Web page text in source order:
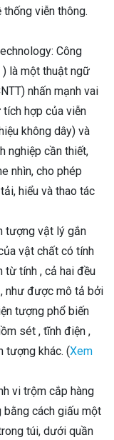
thống viễn thông.
Công
) là một thuật ngữ
nhấn mạnh vai
hợp của viễn
không dây) và
nghiệp cần thiết,
nhìn, cho phép
hiểu và thao tác
tượng vật lý gắn
vật chất có tính
từ tính , cả hai đều
như được mô tả bởi
tượng phổ biến
sét , tĩnh điện ,
tượng khác. (Xem
vi trộm cắp hàng
cách giấu một
túi, dưới quần